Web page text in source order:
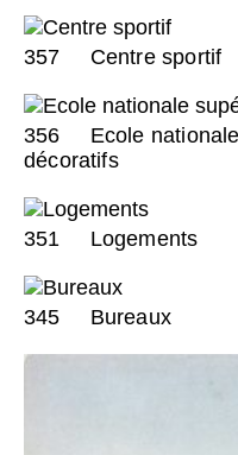
357 Centre sportif
356
Ecole
décoratifs
351 Logements
345 Bureaux